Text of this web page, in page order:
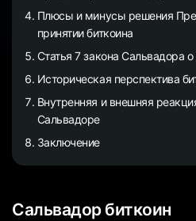
Плюсы и минусы решения
принятии биткоина
Статья 7 закона Сальвадора о
Историческая перспектива
Внутренняя и внешняя
Сальвадоре
Заключение
Сальвадор биткоин